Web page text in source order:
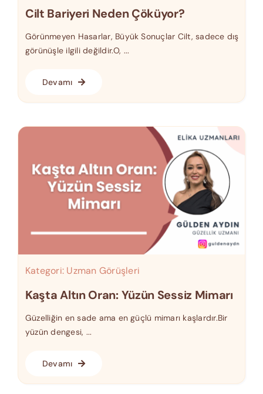
Cilt Bariyeri Neden Çöküyor?
Görünmeyen Hasarlar, Büyük Sonuçlar Cilt, sadece dış
görünüşle ilgili değildir.O, ...
Devamı
Kategori: Uzman Görüşleri
Kaşta Altın Oran: Yüzün Sessiz Mimarı
Güzelliğin en sade ama en güçlü mimarı kaşlardır.Bir
yüzün dengesi, ...
Devamı